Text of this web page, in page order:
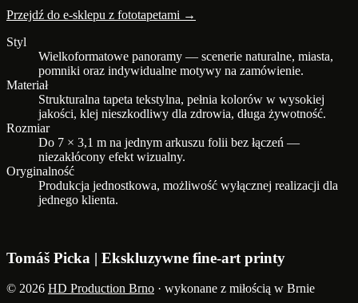
Przejdź do e-sklepu z fototapetami →
Styl
Wielkoformatowe panoramy — scenerie naturalne, miasta,
pomniki oraz indywidualne motywy na zamówienie.
Materiał
Strukturalna tapeta tekstylna, pełnia kolorów w wysokiej
jakości, klej nieszkodliwy dla zdrowia, długa żywotność.
Rozmiar
Do 7 × 3,1 m na jednym arkuszu folii bez łączeń —
niezakłócony efekt wizualny.
Oryginalność
Produkcja jednostkowa, możliwość wyłącznej realizacji dla
jednego klienta.
Tomáš Picka | Ekskluzywne fine-art printy
© 2026 HD Production Brno · wykonane z miłością w Brnie